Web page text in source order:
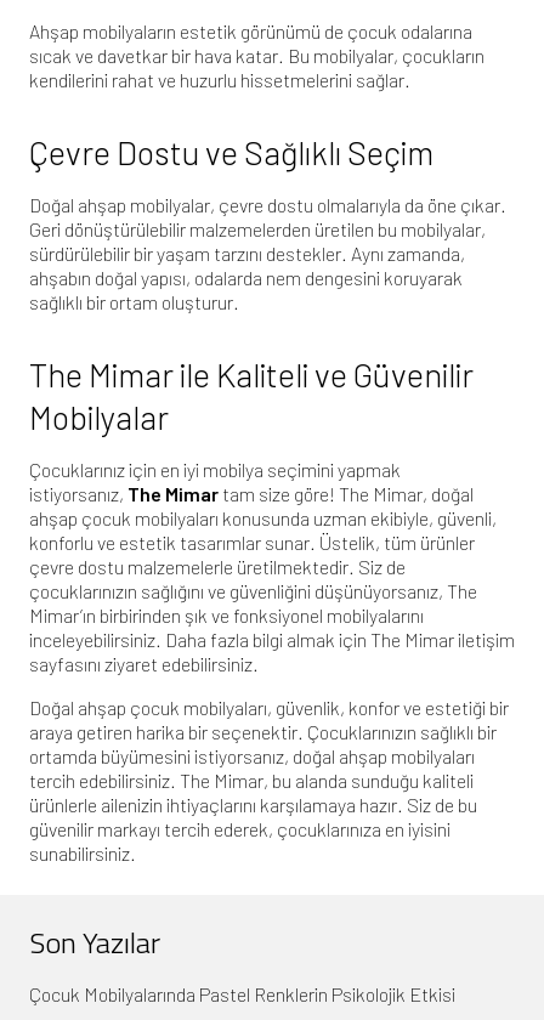
Ahşap mobilyaların estetik görünümü de çocuk odalarına
sıcak ve davetkar bir hava katar. Bu mobilyalar, çocukların
kendilerini rahat ve huzurlu hissetmelerini sağlar.
Çevre Dostu ve Sağlıklı Seçim
Doğal ahşap mobilyalar, çevre dostu olmalarıyla da öne çıkar.
Geri dönüştürülebilir malzemelerden üretilen bu mobilyalar,
sürdürülebilir bir yaşam tarzını destekler. Aynı zamanda,
ahşabın doğal yapısı, odalarda nem dengesini koruyarak
sağlıklı bir ortam oluşturur.
The Mimar ile Kaliteli ve Güvenilir
Mobilyalar
Çocuklarınız için en iyi mobilya seçimini yapmak
istiyorsanız, The Mimar tam size göre! The Mimar, doğal
ahşap çocuk mobilyaları konusunda uzman ekibiyle, güvenli,
konforlu ve estetik tasarımlar sunar. Üstelik, tüm ürünler
çevre dostu malzemelerle üretilmektedir. Siz de
çocuklarınızın sağlığını ve güvenliğini düşünüyorsanız, The
Mimar’ın birbirinden şık ve fonksiyonel mobilyalarını
inceleyebilirsiniz. Daha fazla bilgi almak için The Mimar iletişim
sayfasını ziyaret edebilirsiniz.
Doğal ahşap çocuk mobilyaları, güvenlik, konfor ve estetiği bir
araya getiren harika bir seçenektir. Çocuklarınızın sağlıklı bir
ortamda büyümesini istiyorsanız, doğal ahşap mobilyaları
tercih edebilirsiniz. The Mimar, bu alanda sunduğu kaliteli
ürünlerle ailenizin ihtiyaçlarını karşılamaya hazır. Siz de bu
güvenilir markayı tercih ederek, çocuklarınıza en iyisini
sunabilirsiniz.
Son Yazılar
Çocuk Mobilyalarında Pastel Renklerin Psikolojik Etkisi